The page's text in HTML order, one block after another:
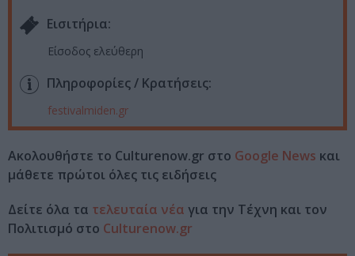
Eισιτήρια:
Είσοδος ελεύθερη
Πληροφορίες / Κρατήσεις:
festivalmiden.gr
Ακολουθήστε το Culturenow.gr στο Google News και
μάθετε πρώτοι όλες τις ειδήσεις
Δείτε όλα τα τελευταία νέα για την Τέχνη και τον
Πολιτισμό στο Culturenow.gr